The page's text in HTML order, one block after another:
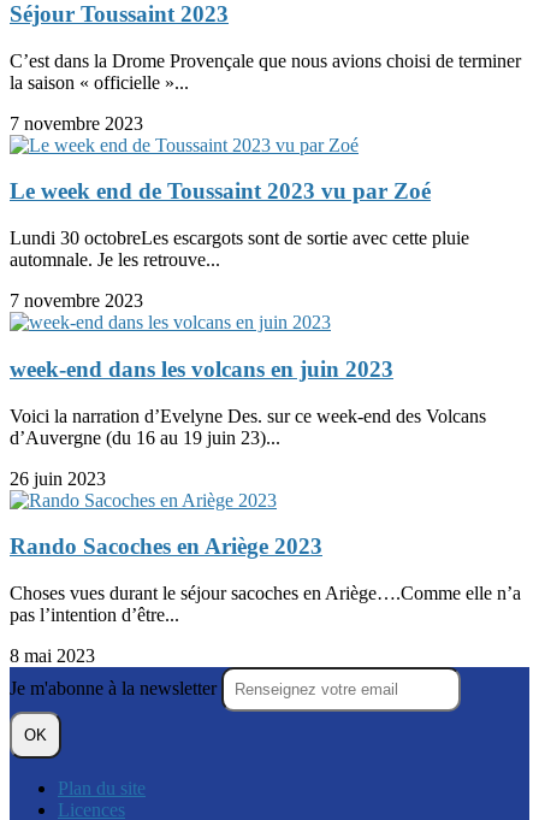
Séjour Toussaint 2023
C’est dans la Drome Provençale que nous avions choisi de terminer
la saison « officielle »...
7 novembre 2023
Le week end de Toussaint 2023 vu par Zoé
Lundi 30 octobreLes escargots sont de sortie avec cette pluie
automnale. Je les retrouve...
7 novembre 2023
week-end dans les volcans en juin 2023
Voici la narration d’Evelyne Des. sur ce week-end des Volcans
d’Auvergne (du 16 au 19 juin 23)...
26 juin 2023
Rando Sacoches en Ariège 2023
Choses vues durant le séjour sacoches en Ariège….Comme elle n’a
pas l’intention d’être...
8 mai 2023
Je m'abonne à la newsletter
OK
Plan du site
Licences